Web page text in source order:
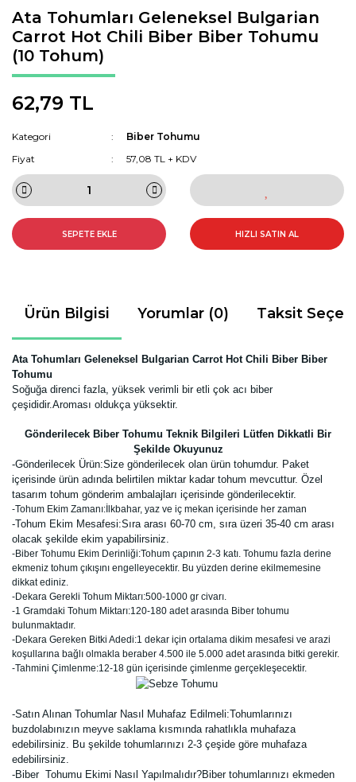
Ata Tohumları Geleneksel Bulgarian
Carrot Hot Chili Biber Biber Tohumu
(10 Tohum)
62,79 TL
Kategori
Biber Tohumu
Fiyat
57,08 TL + KDV
SEPETE EKLE HIZLI SATIN AL
Ürün Bilgisi Yorumlar (0) Taksit
Ata Tohumları Geleneksel Bulgarian Carrot Hot Chili Biber Biber
Tohumu
Soğuğa direnci fazla, yüksek verimli bir etli çok acı biber
çeşididir.Aroması oldukça yüksektir.
Gönderilecek Biber Tohumu Teknik Bilgileri Lütfen Dikkatli Bir
Şekilde Okuyunuz
-Gönderilecek Ürün:Size gönderilecek olan ürün tohumdur. Paket
içerisinde ürün adında belirtilen miktar kadar tohum mevcuttur. Özel
tasarım tohum gönderim ambalajları içerisinde gönderilecektir.
-Tohum Ekim Zamanı:İlkbahar, yaz ve iç mekan içerisinde her zaman
-Tohum Ekim Mesafesi:Sıra arası 60-70 cm, sıra üzeri 35-40 cm arası
olacak şekilde ekim yapabilirsiniz.
-Biber Tohumu Ekim Derinliği:Tohum çapının 2-3 katı. Tohumu fazla derine
ekmeniz tohum çıkışını engelleyecektir. Bu yüzden derine ekilmemesine
dikkat ediniz.
-Dekara Gerekli Tohum Miktarı:500-1000 gr civarı.
-1 Gramdaki Tohum Miktarı:120-180 adet arasında Biber tohumu
bulunmaktadır.
-Dekara Gereken Bitki Adedi:1 dekar için ortalama dikim mesafesi ve arazi
koşullarına bağlı olmakla beraber 4.500 ile 5.000 adet arasında bitki gerekir.
-Tahmini Çimlenme:12-18 gün içerisinde çimlenme gerçekleşecektir.
-Satın Alınan Tohumlar Nasıl Muhafaz Edilmeli:Tohumlarınızı
buzdolabınızın meyve saklama kısmında rahatlıkla muhafaza
edebilirsiniz. Bu şekilde tohumlarınızı 2-3 çeşide göre muhafaza
edebilirsiniz.
-Biber Tohumu Ekimi Nasıl Yapılmalıdır?Biber tohumlarınızı ekmeden